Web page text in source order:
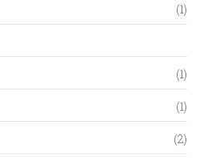
(1)
(1)
(1)
(2)